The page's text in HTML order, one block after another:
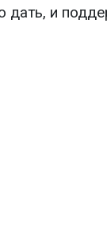
дать, и